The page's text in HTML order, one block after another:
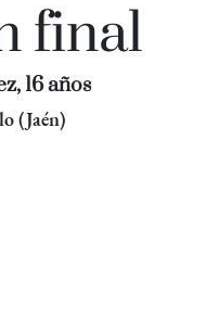
final
16 años
(Jaén)